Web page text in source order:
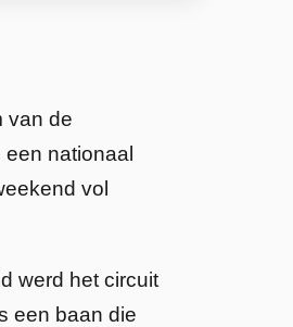
van de
nationaal
vol
werd het circuit
een baan die